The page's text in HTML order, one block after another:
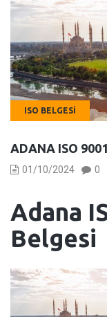
ISO BELGESI
ADANA ISO
01/10/2024 0
Adana
Belgesi